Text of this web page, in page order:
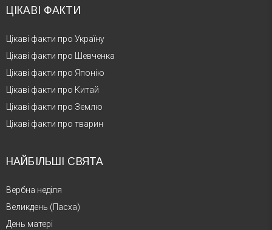
ЦІКАВІ ФАКТИ
Цікаві факти про Україну
Цікаві факти про Шевченка
Цікаві факти про Японію
Цікаві факти про Китай
Цікаві факти про Землю
Цікаві факти про тварин
НАЙБІЛЬШІ СВЯТА
Вербна неділя
Великдень (Пасха)
День матері